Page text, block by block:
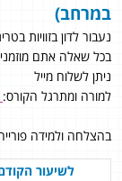
במרחב)
נעבור לדון בזוויות
בכל שאלה אתם
ניתן לשלוח מייל
למורה ומתרגל הקורס:
בהצלחה ולמידה
לשיעור